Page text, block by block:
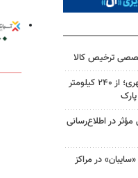
ترخیص کالا
شاهرود در مسیر تحول شهری؛ از ۲۴۰ کیلومتر
در اطلاع‌رسانی
در مراکز